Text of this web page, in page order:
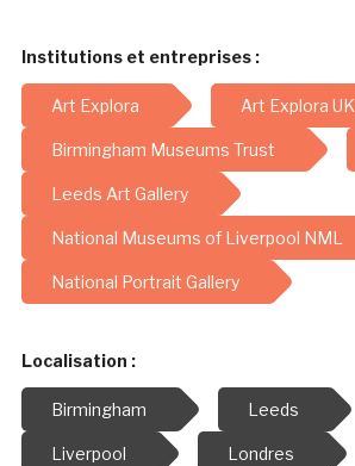
Institutions et entreprises :
Art Explora Art Explora UK
Birmingham Museums Trust
Leeds Art Gallery
National Museums of Liverpool NML
National Portrait Gallery
Localisation :
Birmingham Leeds
Liverpool Londres